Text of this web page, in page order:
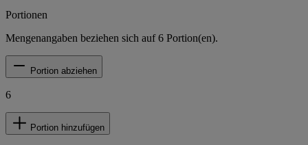
Portionen
Mengenangaben beziehen sich auf6 Portion(en).
Portion abziehen
6
Portion hinzufügen